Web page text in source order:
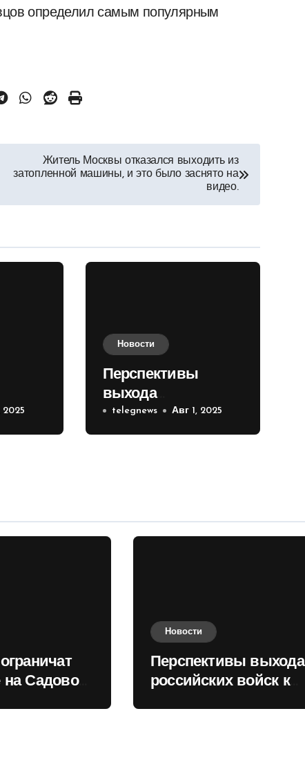
определил самым популярным
Житель Москвы отказался выходить из
затопленной машины, и это было заснято на
видео.
2025
Новости
Перспективы
выхода
российских войск к
Киеву зимой
telegnews Авг 1, 2025
Садовом
Новости
Перспективы выхода
российских войск к